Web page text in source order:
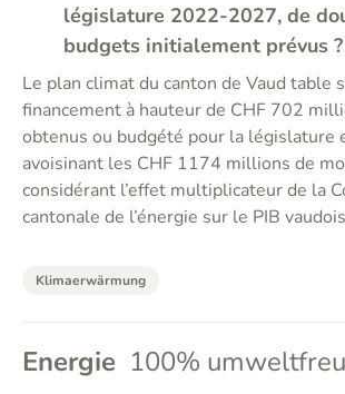
législature 2022-2027, de
budgets initialement prévus ?
Le plan climat du canton de Vaud table
financement à hauteur de CHF 702
obtenus ou budgété pour la législature
avoisinant les CHF 1174 millions de
considérant l’effet multiplicateur de la
cantonale de l’énergie sur le PIB vaudois
Klimaerwärmung
Energie 100%